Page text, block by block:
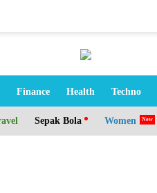
Finance Health Techno
Sepak Bola Women